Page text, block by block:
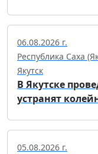
06.08.2026 г.
Республика Саха
Якутск
В Якутске
устранят
05.08.2026 г.